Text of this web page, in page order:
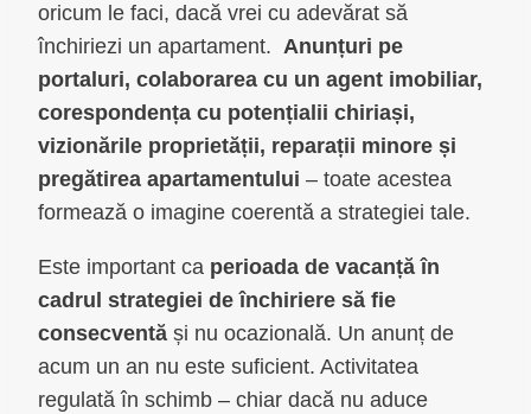
oricum le faci, dacă vrei cu adevărat să
închiriezi un apartament. Anunțuri pe
portaluri, colaborarea cu un agent imobiliar,
corespondența cu potențialii chiriași,
vizionările proprietății, reparații minore și
pregătirea apartamentului – toate acestea
formează o imagine coerentă a strategiei tale.
Este important ca perioada de vacanță în
cadrul strategiei de închiriere să fie
consecventă și nu ocazională. Un anunț de
acum un an nu este suficient. Activitatea
regulată în schimb – chiar dacă nu aduce